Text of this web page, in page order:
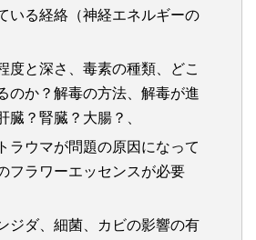
いる経絡（神経エネルギーの
度と深さ、毒素の種類、どこ
のか？解毒の方法、解毒が進
臓？腎臓？大腸？、
ラウマが問題の原因になって
フラワーエッセンスが必要
ジダ、細菌、カビの影響の有